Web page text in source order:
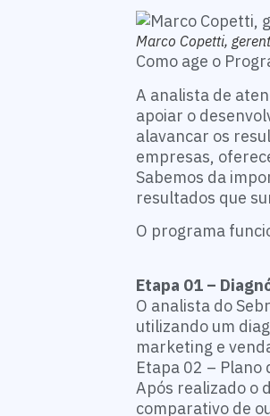
Marco Copetti,
Como age o
A analista de
apoiar o
alavancar os
empresas,
Sabemos da
resultados que
O programa
Etapa 01 –
O analista do
utilizando um
marketing e
Etapa 02 – Plano
Após realizado o
comparativo de